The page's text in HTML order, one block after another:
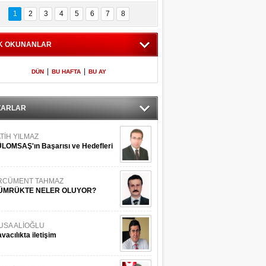
İstanbul
Adaları
600 milletvekilinin
listesi
1 2 3 4 5 6 7 8
OKUNANLAR
DÜN BU HAFTA BU AY
YILMAZ
Başarısı ve Hedefleri
TAHMAZ
NELER OLUYOR?
ALİOĞLU
iletişim